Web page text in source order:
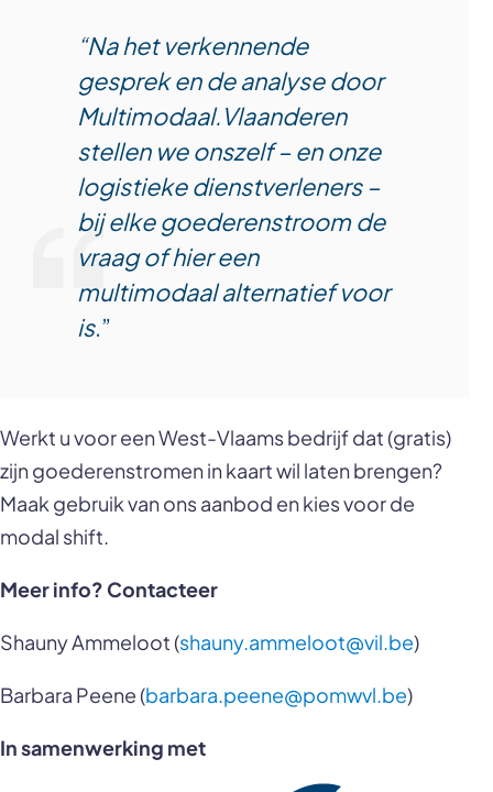
“Na het verkennende
gesprek en de analyse door
Multimodaal.Vlaanderen
stellen we onszelf – en onze
logistieke dienstverleners –
bij elke goederenstroom de
vraag of hier een
multimodaal alternatief voor
is.”
Werkt u voor een West-Vlaams bedrijf dat (gratis)
zijn goederenstromen in kaart wil laten brengen?
Maak gebruik van ons aanbod en kies voor de
modal shift.
Meer info? Contacteer
Shauny Ammeloot (shauny.ammeloot@vil.be)
Barbara Peene (barbara.peene@pomwvl.be)
In samenwerking met